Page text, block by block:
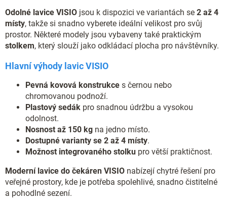
Odolné lavice VISIO jsou k dispozici ve variantách se 2 až 4
místy, takže si snadno vyberete ideální velikost pro svůj
prostor. Některé modely jsou vybaveny také praktickým
stolkem, který slouží jako odkládací plocha pro návštěvníky.
Hlavní výhody lavic VISIO
Pevná kovová konstrukce s černou nebo
chromovanou podnoží.
Plastový sedák pro snadnou údržbu a vysokou
odolnost.
Nosnost až 150 kg na jedno místo.
Dostupné varianty se 2 až 4 místy.
Možnost integrovaného stolku pro větší praktičnost.
Moderní lavice do čekáren VISIO nabízejí chytré řešení pro
veřejné prostory, kde je potřeba spolehlivé, snadno čistitelné
a pohodlné sezení.